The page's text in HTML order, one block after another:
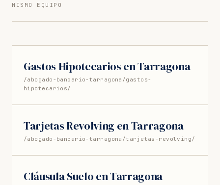
MISMO EQUIPO
Gastos Hipotecarios en Tarragona
/abogado-bancario-tarragona/gastos-
hipotecarios/
Tarjetas Revolving en Tarragona
/abogado-bancario-tarragona/tarjetas-revolving/
Cláusula Suelo en Tarragona